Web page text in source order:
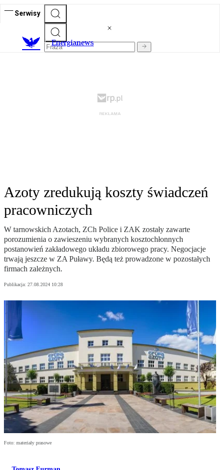
Serwisy
Energianews
Azoty zredukują koszty świadczeń
pracowniczych
W tarnowskich Azotach, ZCh Police i ZAK zostały zawarte
porozumienia o zawieszeniu wybranych kosztochłonnych
postanowień zakładowego układu zbiorowego pracy. Negocjacje
trwają jeszcze w ZA Puławy. Będą też prowadzone w pozostałych
firmach zależnych.
Publikacja: 27.08.2024 10:28
Foto: materiały prasowe